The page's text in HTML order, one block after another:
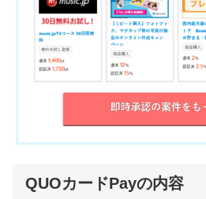
QUOカードPayの内容